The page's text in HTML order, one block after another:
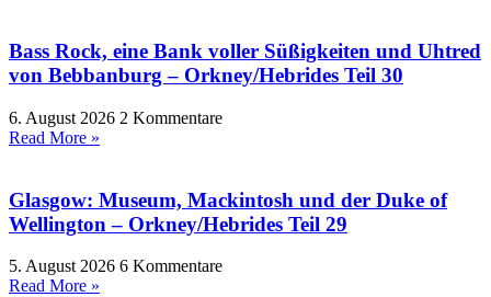
Bass Rock, eine Bank voller Süßigkeiten und Uhtred
von Bebbanburg – Orkney/Hebrides Teil 30
6. August 2026 2 Kommentare
Read More »
Glasgow: Museum, Mackintosh und der Duke of
Wellington – Orkney/Hebrides Teil 29
5. August 2026 6 Kommentare
Read More »